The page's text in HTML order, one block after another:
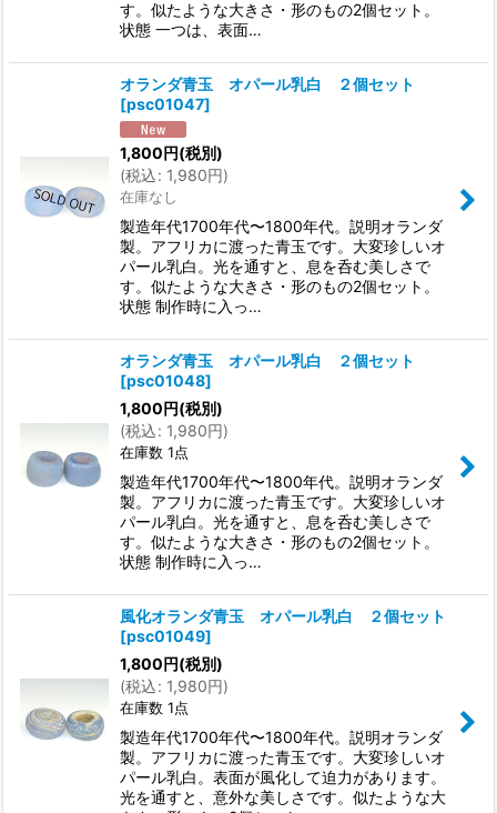
す。似たような大きさ・形のもの2個セット。
状態 一つは、表面…
オランダ青玉 オパール乳白 ２個セット
[psc01047]
1,800円(税別)
(税込: 1,980円)
在庫なし
製造年代1700年代〜1800年代。説明オランダ
製。アフリカに渡った青玉です。大変珍しいオ
パール乳白。光を通すと、息を呑む美しさで
す。似たような大きさ・形のもの2個セット。
状態 制作時に入っ…
オランダ青玉 オパール乳白 ２個セット
[psc01048]
1,800円(税別)
(税込: 1,980円)
在庫数 1点
製造年代1700年代〜1800年代。説明オランダ
製。アフリカに渡った青玉です。大変珍しいオ
パール乳白。光を通すと、息を呑む美しさで
す。似たような大きさ・形のもの2個セット。
状態 制作時に入っ…
風化オランダ青玉 オパール乳白 ２個セット
[psc01049]
1,800円(税別)
(税込: 1,980円)
在庫数 1点
製造年代1700年代〜1800年代。説明オランダ
製。アフリカに渡った青玉です。大変珍しいオ
パール乳白。表面が風化して迫力があります。
光を通すと、意外な美しさです。似たような大